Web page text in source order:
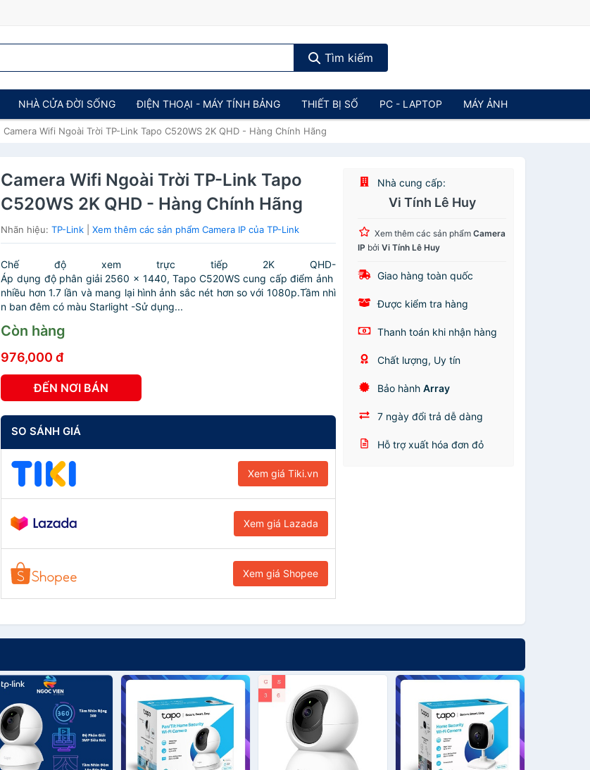
Tìm kiếm
NHÀ CỬA ĐỜI SỐNG ĐIỆN THOẠI - MÁY TÍNH BẢNG THIẾT BỊ SỐ PC - LAPTOP MÁY ẢNH
Camera Wifi Ngoài Trời TP-Link Tapo C520WS 2K QHD - Hàng Chính Hãng
Camera Wifi Ngoài Trời TP-Link Tapo
C520WS 2K QHD - Hàng Chính Hãng
Nhãn hiệu:TP-Link |Xem thêm các sản phẩm Camera IP của TP-Link
Chế độ xem trực tiếp 2K QHD-
Áp dụng độ phân giải 2560 × 1440, Tapo C520WS cung cấp điểm ảnh
nhiều hơn 1.7 lần và mang lại hình ảnh sắc nét hơn so với 1080p.Tầm nhì
n ban đêm có màu Starlight -Sử dụng...
Còn hàng
976,000 đ
ĐẾN NƠI BÁN
SO SÁNH GIÁ
Xem giá Tiki.vn
Xem giá Lazada
Xem giá Shopee
Nhà cung cấp:
Vi Tính Lê Huy
Xem thêm các sản phẩmCamera
IP bởiVi Tính Lê Huy
Giao hàng toàn quốc
Được kiểm tra hàng
Thanh toán khi nhận hàng
Chất lượng, Uy tín
Bảo hànhArray
7 ngày đổi trả dễ dàng
Hỗ trợ xuất hóa đơn đỏ